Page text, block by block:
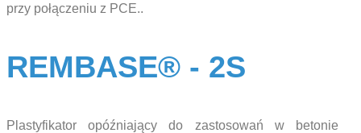
przy połączeniu z PCE..
REMBASE® - 2S
Plastyfikator opóźniający do zastosowań w betonie